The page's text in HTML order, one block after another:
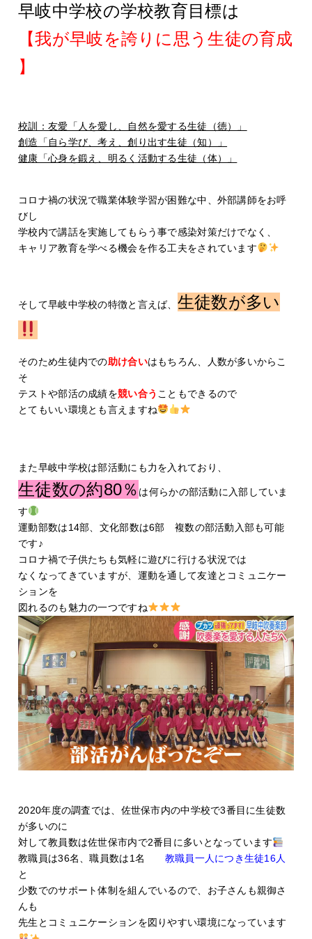
早岐中学校の学校教育目標は
【我が早岐を誇りに思う生徒の育成
】
校訓：友愛「人を愛し、自然を愛する生徒（徳）」
創造「自ら学び、考え、創り出す生徒（知）」
健康「心身を鍛え、明るく活動する生徒（体）」
コロナ禍の状況で職業体験学習が困難な中、外部講師をお呼
びし
学校内で講話を実施してもらう事で感染対策だけでなく、
キャリア教育を学べる機会を作る工夫をされています
そして早岐中学校の特徴と言えば、 生徒数が多い
そのため生徒内での 助け合いはもちろん、人数が多いからこ
そ
テストや部活の成績を競い合う こともできるので
とてもいい環境とも言えますね
また早岐中学校は部活動にも力を入れており、
生徒数の約80％ は何らかの部活動に入部していま
す
運動部数は14部、文化部数は6部 複数の部活動入部も可能
です♪
コロナ禍で子供たちも気軽に遊びに行ける状況では
なくなってきていますが、運動を通して友達とコミュニケー
ションを
図れるのも魅力の一つですね
2020年度の調査では、佐世保市内の中学校で3番目に生徒数
が多いのに
対して教員数は佐世保市内で2番目に多いとなっています
教職員は36名、職員数は1名 教職員一人につき生徒16人
と
少数でのサポート体制を組んでいるので、お子さんも親御さ
んも
先生とコミュニケーションを図りやすい環境になっています